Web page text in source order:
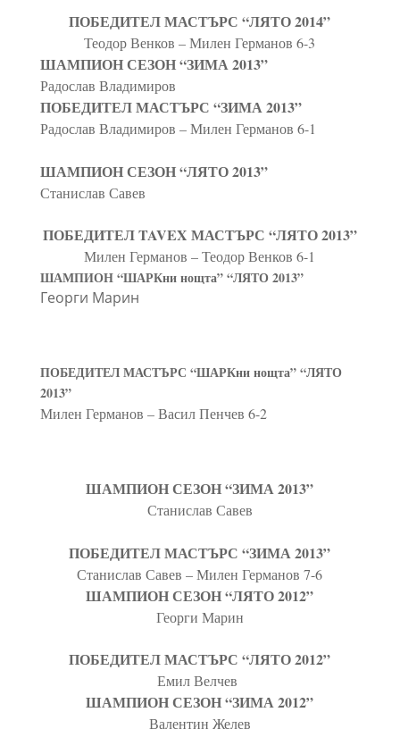
ПОБЕДИТЕЛ МАСТЪРС “ЛЯТО 2014”
Теодор Венков – Милен Германов 6-3
ШАМПИОН СЕЗОН “ЗИМА 2­013”
Радослав Владимиров
ПОБЕДИТЕЛ МАСТЪРС “ЗИМА 2013”
Радослав Владимиров­ – Милен Германов 6-1
ШАМПИОН СЕЗОН “ЛЯТО 2013”
Станислав Савев
ПОБЕДИТЕЛ TAVEX МАСТЪРС “ЛЯТО 2013”
Милен Германов – Теодор Венков 6-1
ШАМПИОН “ШАРКни нощта” “ЛЯТО 2013”
Георги Марин
ПОБЕДИТЕЛ МАСТЪРС “ШАРКни нощта” “ЛЯТО
2013”
Милен Германов – Васил Пенчев 6-2
ШАМПИОН СЕЗОН “ЗИМА 2013”
Станислав Савев
ПОБЕДИТЕЛ МАСТЪРС “ЗИМА 2013”
Станислав Савев – Милен Германов 7-6
ШАМПИОН СЕЗОН “ЛЯТО 2012”
Георги Марин
ПОБЕДИТЕЛ МАСТЪРС “ЛЯТО 2012”
Емил Велчев
ШАМПИОН СЕЗОН “ЗИМА 2012”
Валентин Желев